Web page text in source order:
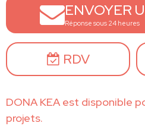
ENVOYER
Réponse sous 24 heures
RDV
DONA KEA est disponible
projets.